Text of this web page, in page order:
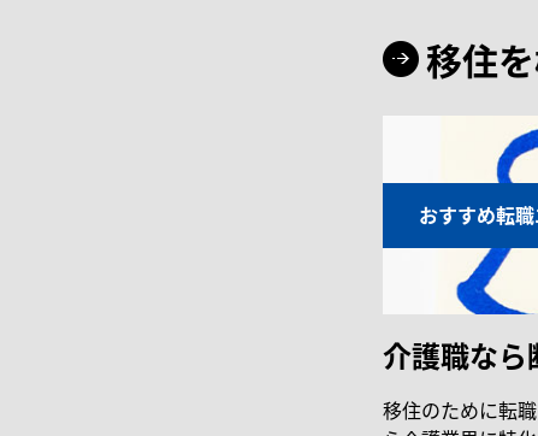
移住
おすすめ転
介護職なら
移住のために転